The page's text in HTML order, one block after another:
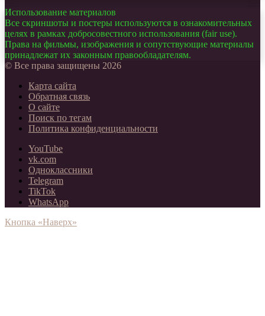
Использование материалов
Все скриншоты и постеры используются в ознакомительных
целях в рамках добросовестного использования (fair use).
Права на фильмы, изображения и сопутствующие материалы
принадлежат их законным правообладателям.
© Все права защищены 2026
Карта сайта
Обратная связь
О сайте
Поиск по тегам
Политика конфиденциальности
YouTube
vk.com
Одноклассники
Telegram
TikTok
WhatsApp
Кнопка «Наверх»